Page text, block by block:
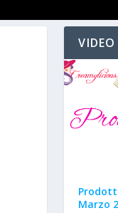
VIDEO
Marzo